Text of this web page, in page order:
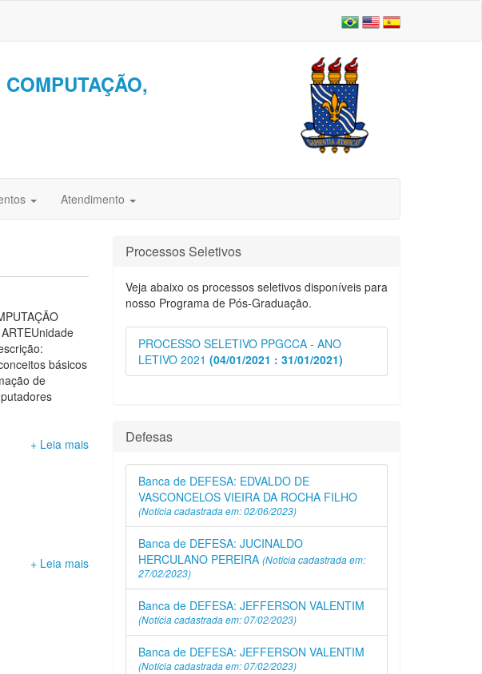
Atendimento
básicos
de
+ Leia mais
+ Leia mais
Processos Seletivos
Veja abaixo os processos seletivos disponíveis para
nosso Programa de Pós-Graduação.
PROCESSO SELETIVO PPGCCA - ANO
LETIVO 2021 (04/01/2021 : 31/01/2021)
Defesas
Banca de DEFESA: EDVALDO DE
VASCONCELOS VIEIRA DA ROCHA FILHO
(Notícia cadastrada em: 02/06/2023)
Banca de DEFESA: JUCINALDO
HERCULANO PEREIRA (Notícia cadastrada em:
27/02/2023)
Banca de DEFESA: JEFFERSON VALENTIM
(Notícia cadastrada em: 07/02/2023)
Banca de DEFESA: JEFFERSON VALENTIM
(Notícia cadastrada em: 07/02/2023)